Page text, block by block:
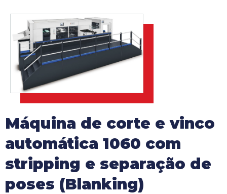
Máquina de corte e vinco
automática 1060 com
stripping e separação de
poses (Blanking)